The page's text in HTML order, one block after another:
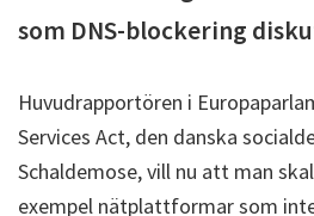
som DNS-blockering
Huvudrapportören i
Services Act, den danska
Schaldemose, vill nu att man
exempel nätplattformar som